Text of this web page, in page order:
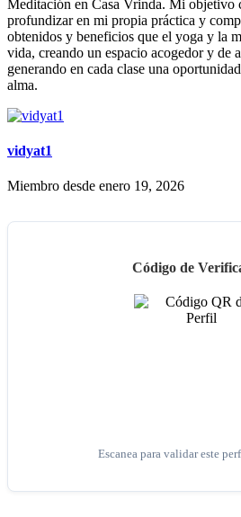
Meditación en Casa Vrinda. Mi objetivo
profundizar en mi propia práctica y
obtenidos y beneficios que el yoga y la
vida, creando un espacio acogedor y de
generando en cada clase una
alma.
vidyat1
Miembro desde enero 19, 2026
Código de
Escanea para validar este